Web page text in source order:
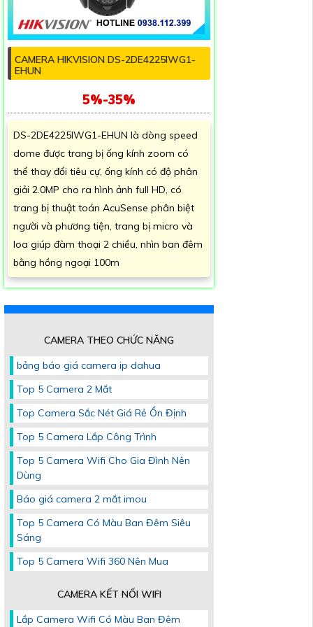
CAMERA HIKVISION DS-2DE4225IWG1-
EHUN
5%-35%
DS-2DE4225IWG1-EHUN là dòng speed
dome được trang bị ống kính zoom có
thể thay đổi tiêu cự, ống kính có độ phân
giải 2.0MP cho ra hình ảnh full HD, có
trang bị thuật toán AcuSense phân biệt
người và phương tiện, trang bị micro và
loa giúp đàm thoại 2 chiều, nhìn ban đêm
bằng hồng ngoại 100m
CAMERA THEO CHỨC NĂNG
bảng báo giá camera ip dahua
Top 5 Camera 2 Mắt
Top Camera Sắc Nét Giá Rẻ Ổn Định
Top 5 Camera Lắp Công Trình
Top 5 Camera Wifi Cho Gia Đình Nên
Dùng
Báo giá camera 2 mắt imou
Top 5 Camera Có Màu Ban Đêm Siêu
Sáng
Top 5 Camera Wifi 360 Nên Mua
CAMERA KẾT NỐI WIFI
Lắp Camera Wifi Có Màu Ban Đêm